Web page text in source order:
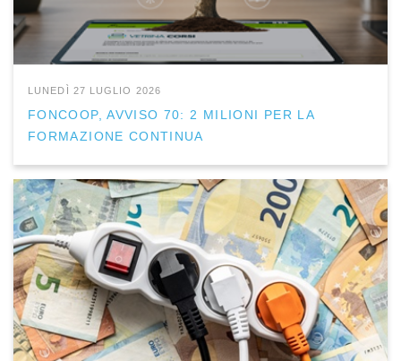
LUNEDÌ 27 LUGLIO 2026
FONCOOP, AVVISO 70: 2 MILIONI PER LA
FORMAZIONE CONTINUA